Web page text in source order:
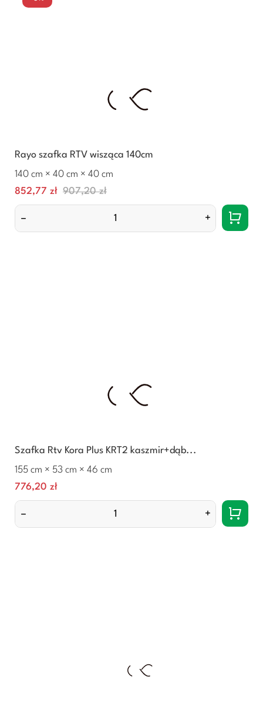
Rayo szafka RTV wisząca 140cm
140 cm × 40 cm × 40 cm
Cena
852,77 zł Normalna
cena
907,20 zł
– +
Szafka Rtv Kora Plus KRT2 kaszmir+dąb...
155 cm × 53 cm × 46 cm
Cena
776,20 zł
– +